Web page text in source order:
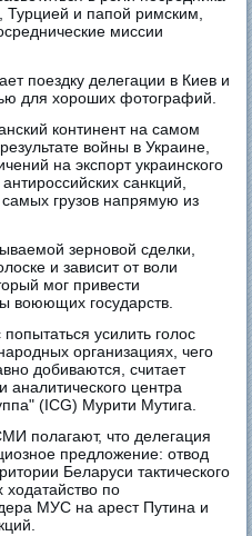
Турцией и папой римским,
миссии
поездку делегации в Киев и
для хороших фотографий.
континент на самом
войны в Украине,
на экспорт украинского
санкций,
грузов напрямую из
зерновой сделки,
и зависит от воли
мог привести
воюющих государств.
усилить голос
организациях, чего
добиваются, считает
аналитического центра
(ICG) Мурити Мутига.
полагают, что делегация
предложение: отвод
Беларуси тактического
по
МУС на арест Путина и